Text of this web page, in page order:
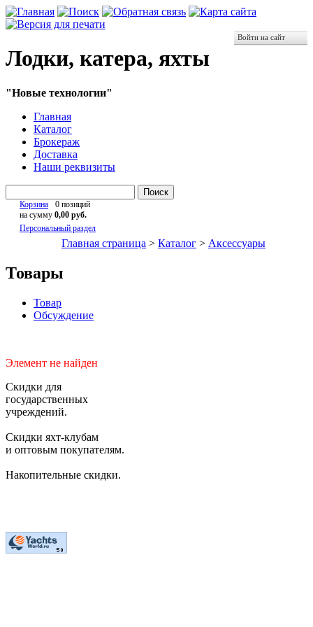
Войти на сайт
Лодки, катера, яхты
"Новые технологии"
Главная
Каталог
Брокераж
Доставка
Наши реквизиты
Поиск
Корзина
0 позиций
на сумму 0,00 руб.
Персональный раздел
Главная страница > Каталог > Аксессуары
Товары
Товар
Обсуждение
Элемент не найден
Скидки для
государственных
учреждений.
Скидки яхт-клубам
и оптовым покупателям.
Накопительные скидки.